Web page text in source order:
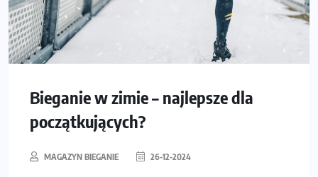
Bieganie w zimie – najlepsze dla
początkujących?
MAGAZYN BIEGANIE 26-12-2024